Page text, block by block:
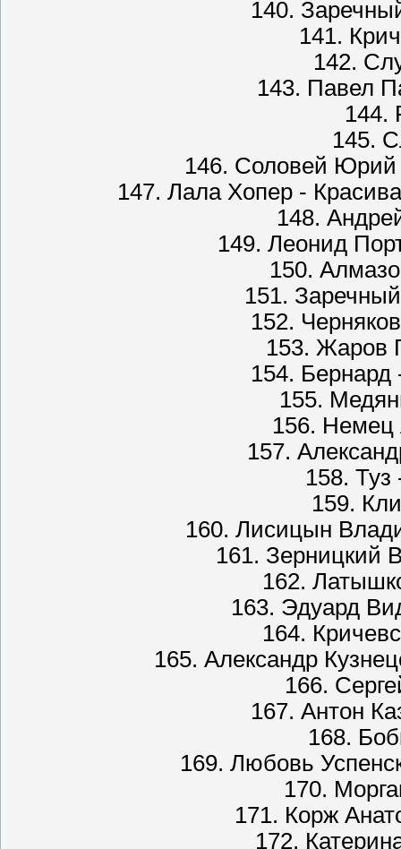
140.
141.
142.
143. Павел
144.
145.
146. Соловей Юрий
147. Лала Хопер -
148.
149. Леонид
150.
151.
152.
153. Жаров
154.
155.
156. Немец
157.
158.
159.
160. Лисицын
161. Зерницкий
162.
163. Эдуард
164.
165. Александр
166.
167. Антон
168.
169. Любовь
170.
171. Корж
172.